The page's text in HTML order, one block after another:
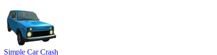
Simple Car Crash